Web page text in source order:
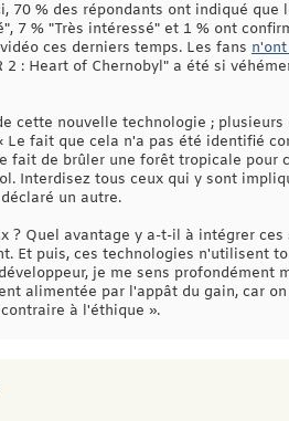
% des répondants ont indiqué que
7 % "Très intéressé" et 1 % ont
ces derniers temps. Les fans
: Heart of Chernobyl" a été si
cette nouvelle technologie ; plusieurs
fait que cela n'a pas été identifié
fait de brûler une forêt tropicale pour
Interdisez tous ceux qui y sont
un autre.
? Quel avantage y a-t-il à intégrer ces
Et puis, ces technologies n'utilisent
je me sens profondément
alimentée par l'appât du gain, car
à l'éthique ».